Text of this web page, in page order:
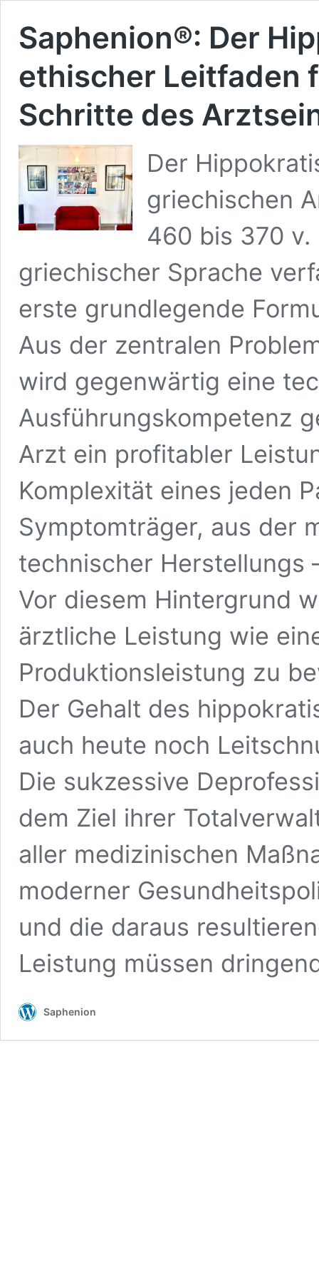
Saphenion®: Der
ethischer Leitfaden
Schritte des
Der
griechischen
460 bis 370 v.
griechischer Sprache
erste grundlegende
Aus der zentralen
wird gegenwärtig eine
Ausführungskompetenz
Arzt ein profitabler
Komplexität eines jeden
Symptomträger, aus der
technischer Herstellungs
Vor diesem Hintergrund
ärztliche Leistung wie
Produktionsleistung zu
Der Gehalt des
auch heute noch
Die sukzessive
dem Ziel ihrer
aller medizinischen
moderner
und die daraus
Leistung müssen
Saphenion